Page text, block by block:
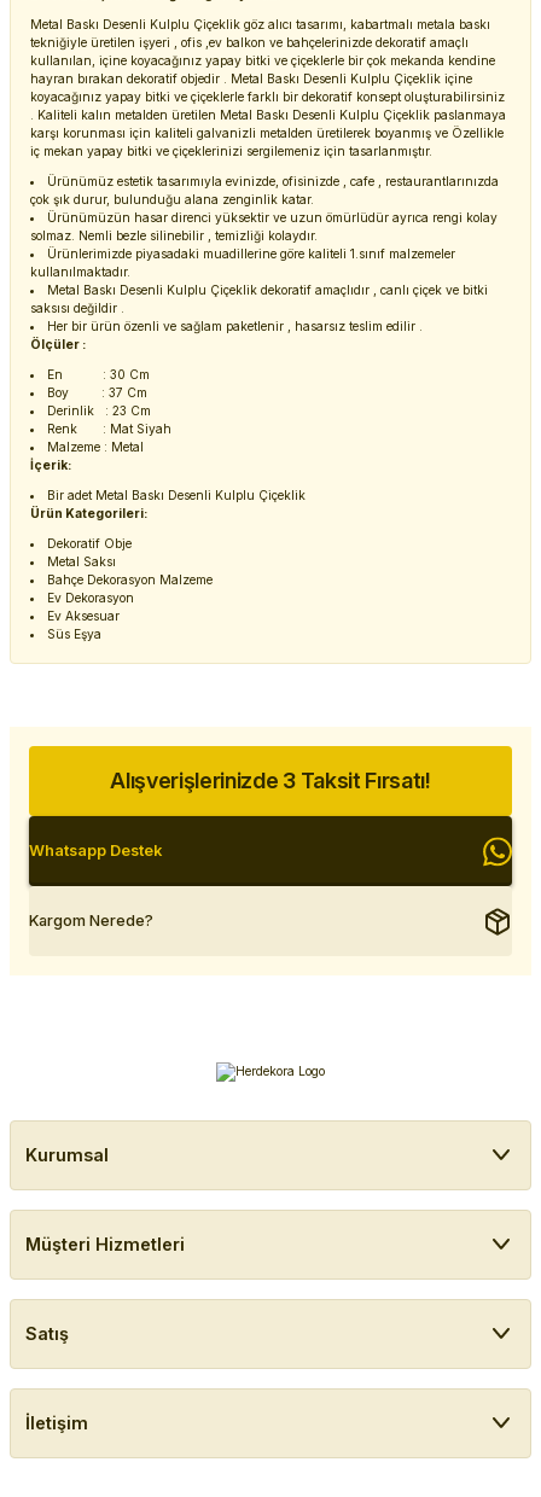
Metal Baskı Desenli Kulplu Çiçeklik göz alıcı tasarımı, kabartmalı metala baskı
tekniğiyle üretilen işyeri , ofis ,ev balkon ve bahçelerinizde dekoratif amaçlı
kullanılan, içine koyacağınız yapay bitki ve çiçeklerle bir çok mekanda kendine
hayran bırakan dekoratif objedir . Metal Baskı Desenli Kulplu Çiçeklik içine
koyacağınız yapay bitki ve çiçeklerle farklı bir dekoratif konsept oluşturabilirsiniz
. Kaliteli kalın metalden üretilen Metal Baskı Desenli Kulplu Çiçeklik paslanmaya
karşı korunması için kaliteli galvanizli metalden üretilerek boyanmış ve Özellikle
iç mekan yapay bitki ve çiçeklerinizi sergilemeniz için tasarlanmıştır.
Ürünümüz estetik tasarımıyla evinizde, ofisinizde , cafe , restaurantlarınızda
çok şık durur, bulunduğu alana zenginlik katar.
Ürünümüzün hasar direnci yüksektir ve uzun ömürlüdür ayrıca rengi kolay
solmaz. Nemli bezle silinebilir , temizliği kolaydır.
Ürünlerimizde piyasadaki muadillerine göre kaliteli 1.sınıf malzemeler
kullanılmaktadır.
Metal Baskı Desenli Kulplu Çiçeklik dekoratif amaçlıdır , canlı çiçek ve bitki
saksısı değildir .
Her bir ürün özenli ve sağlam paketlenir , hasarsız teslim edilir .
Ölçüler :
En : 30 Cm
Boy : 37 Cm
Derinlik : 23 Cm
Renk : Mat Siyah
Malzeme : Metal
İçerik:
Bir adet Metal Baskı Desenli Kulplu Çiçeklik
Ürün Kategorileri:
Dekoratif Obje
Metal Saksı
Bahçe Dekorasyon Malzeme
Ev Dekorasyon
Ev Aksesuar
Süs Eşya
Alışverişlerinizde 3 Taksit Fırsatı!
Whatsapp Destek
Kargom Nerede?
Kurumsal
Müşteri Hizmetleri
Satış
İletişim